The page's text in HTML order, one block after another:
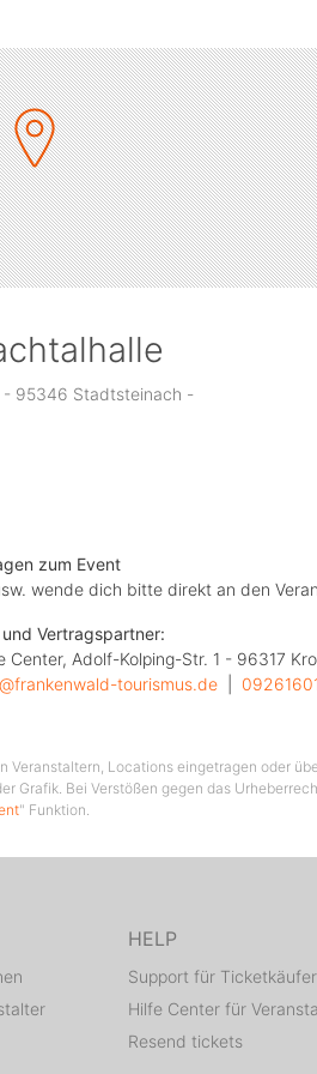
- 95346 Stadtsteinach -
zum Event
wende dich bitte direkt an den
Vertragspartner:
Center, Adolf-Kolping-Str. 1 - 96317
tourismus.de
Locations eingetragen oder
Grafik. Bei Verstößen gegen das
" Funktion.
HELP
Support für Ticketkäufer
Hilfe Center für
Resend tickets